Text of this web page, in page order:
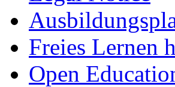
Freies Lernen
Open